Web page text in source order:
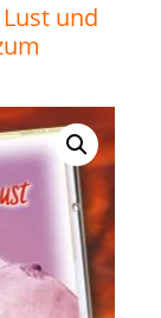
und